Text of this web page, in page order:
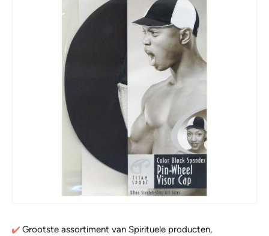
Grootste assortiment van Spirituele producten,